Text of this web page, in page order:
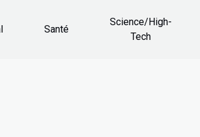
Santé
Science/High-
Tech